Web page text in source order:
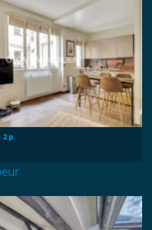
2 p.